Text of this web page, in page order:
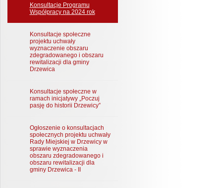
Konsultacje Programu
Współpracy na 2024 rok
Konsultacje społeczne
projektu uchwały
wyznaczenie obszaru
zdegradowanego i obszaru
rewitalizacji dla gminy
Drzewica
Konsultacje społeczne w
ramach inicjatywy „Poczuj
pasję do historii Drzewicy”
Ogłoszenie o konsultacjach
społecznych projektu uchwały
Rady Miejskiej w Drzewicy w
sprawie wyznaczenia
obszaru zdegradowanego i
obszaru rewitalizacji dla
gminy Drzewica - II